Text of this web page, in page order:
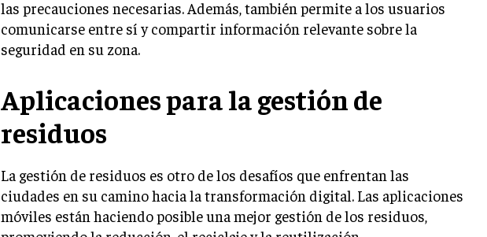
las precauciones necesarias. Además, también permite a los usuarios
comunicarse entre sí y compartir información relevante sobre la
seguridad en su zona.
Aplicaciones para la gestión de
residuos
La gestión de residuos es otro de los desafíos que enfrentan las
ciudades en su camino hacia la transformación digital. Las aplicaciones
móviles están haciendo posible una mejor gestión de los residuos,